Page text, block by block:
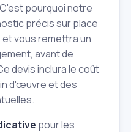
pourquoi notre
précis sur place
et vous remettra un
avant de
devis inclura le coût
d'œuvre et des
pour les